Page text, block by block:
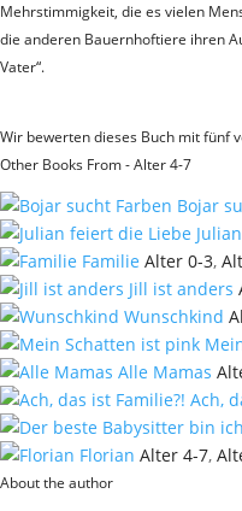
Mehrstimmigkeit, die es vielen
die anderen Bauernhoftiere ihren
Vater“.
Wir bewerten dieses Buch mit fünf
Other Books From - Alter 4-7
Bojar
Familie Alter 0-3,
Jill ist anders
Wunschkind
Alle Mamas
Ach,
Florian Alter 4-7,
About the author